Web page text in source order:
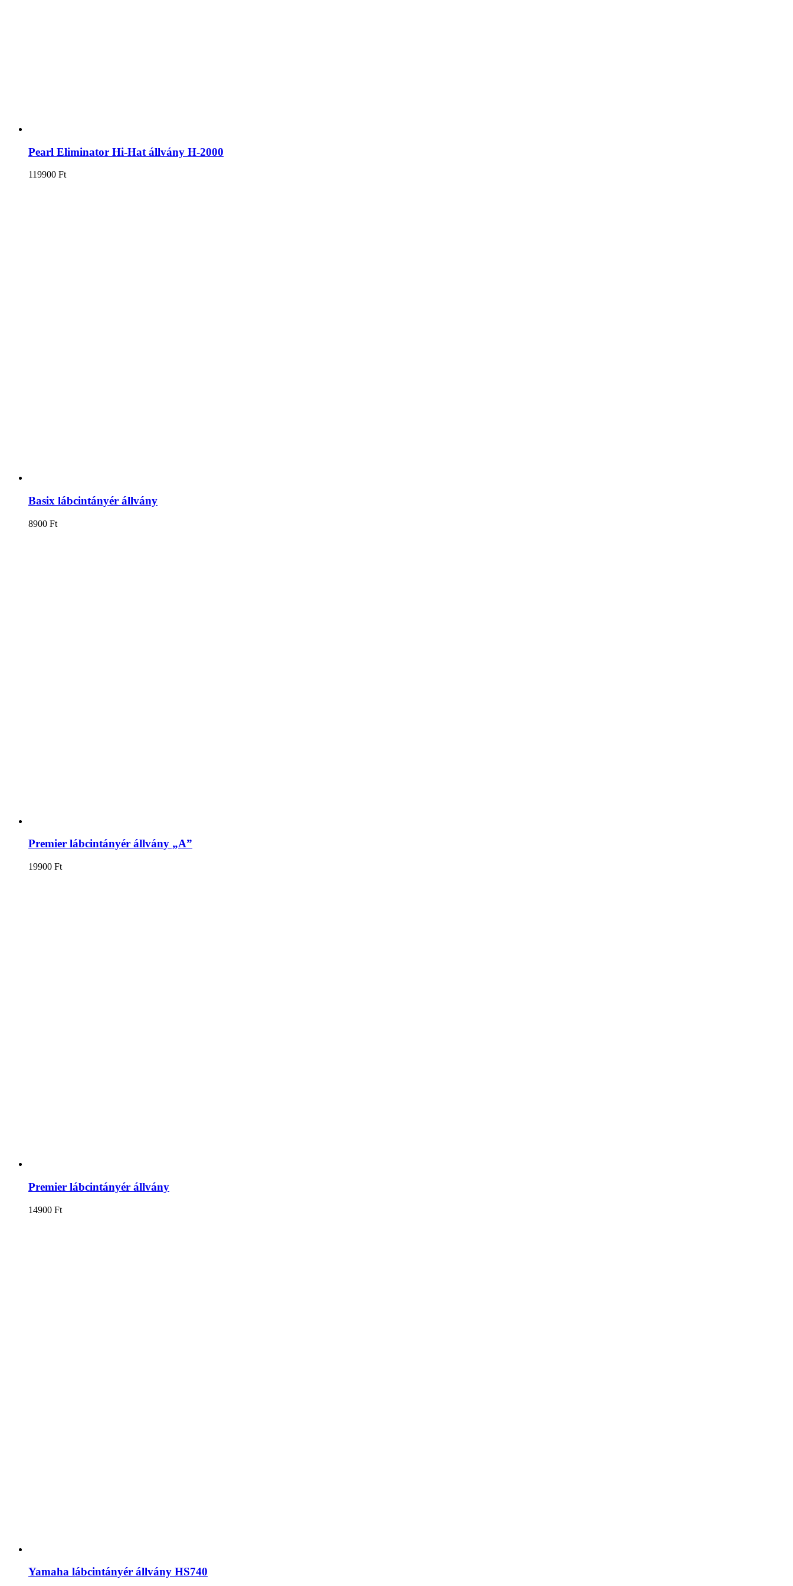
Pearl Eliminator Hi-Hat állvány H-2000
119900 Ft
Basix lábcintányér állvány
8900 Ft
Premier lábcintányér állvány „A”
19900 Ft
Premier lábcintányér állvány
14900 Ft
Yamaha lábcintányér állvány HS740